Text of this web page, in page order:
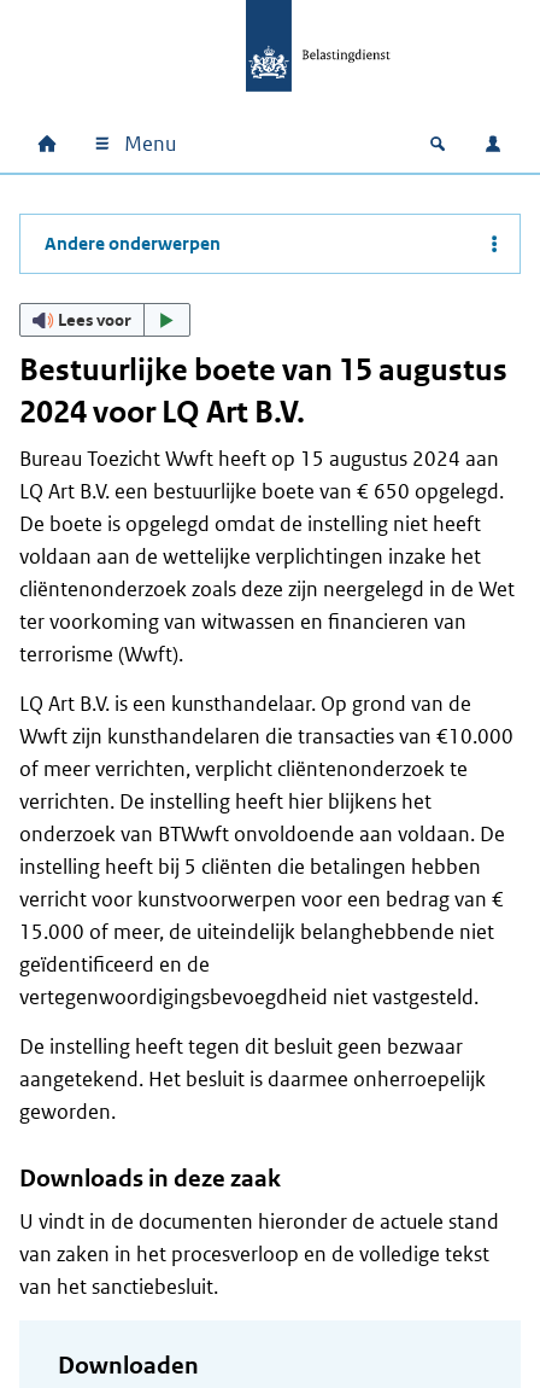
Hoofdnavigatie
Home Menu Open
Andere onderwerpen
Lees voor
Bestuurlijke boete van 15 augustus
2024 voor LQ Art B.V.
Bureau Toezicht Wwft heeft op 15 augustus 2024 aan
LQ Art B.V. een bestuurlijke boete van € 650 opgelegd.
De boete is opgelegd omdat de instelling niet heeft
voldaan aan de wettelijke verplichtingen inzake het
cliëntenonderzoek zoals deze zijn neergelegd in de Wet
ter voorkoming van witwassen en financieren van
terrorisme (Wwft).
LQ Art B.V. is een kunsthandelaar. Op grond van de
Wwft zijn kunsthandelaren die transacties van €10.000
of meer verrichten, verplicht cliëntenonderzoek te
verrichten. De instelling heeft hier blijkens het
onderzoek van BTWwft onvoldoende aan voldaan. De
instelling heeft bij 5 cliënten die betalingen hebben
verricht voor kunstvoorwerpen voor een bedrag van €
15.000 of meer, de uiteindelijk belanghebbende niet
geïdentificeerd en de
vertegenwoordigingsbevoegdheid niet vastgesteld.
De instelling heeft tegen dit besluit geen bezwaar
aangetekend. Het besluit is daarmee onherroepelijk
geworden.
Downloads in deze zaak
U vindt in de documenten hieronder de actuele stand
van zaken in het procesverloop en de volledige tekst
van het sanctiebesluit.
Downloaden